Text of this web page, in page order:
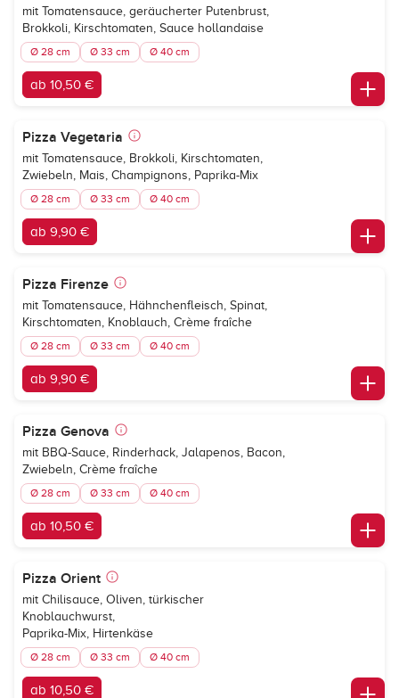
mit Tomatensauce, geräucherter Putenbrust,
Brokkoli, Kirschtomaten, Sauce hollandaise
Ø 28 cm Ø 33 cm Ø 40 cm
ab 10,50 €
Pizza Vegetaria
mit Tomatensauce, Brokkoli, Kirschtomaten,
Zwiebeln, Mais, Champignons, Paprika-Mix
Ø 28 cm Ø 33 cm Ø 40 cm
ab 9,90 €
Pizza Firenze
mit Tomatensauce, Hähnchenfleisch, Spinat,
Kirschtomaten, Knoblauch, Crème fraîche
Ø 28 cm Ø 33 cm Ø 40 cm
ab 9,90 €
Pizza Genova
mit BBQ-Sauce, Rinderhack, Jalapenos, Bacon,
Zwiebeln, Crème fraîche
Ø 28 cm Ø 33 cm Ø 40 cm
ab 10,50 €
Pizza Orient
mit Chilisauce, Oliven, türkischer
Knoblauchwurst,
Paprika-Mix, Hirtenkäse
Ø 28 cm Ø 33 cm Ø 40 cm
ab 10,50 €